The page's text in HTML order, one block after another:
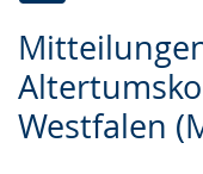
Westfalen
Leichten
Sprache
wechseln.
Audio-
Unterstützung.
Video
in
Deutscher